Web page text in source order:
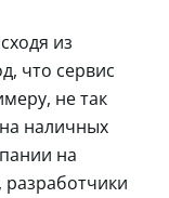
из
что сервис
не так
наличных
на
разработчики